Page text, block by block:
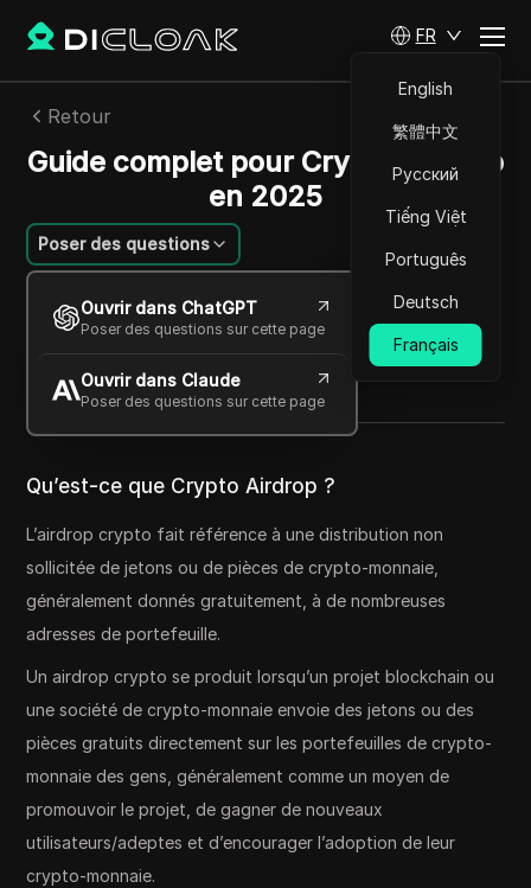
FR
English
繁體中文
Русский
Tiếng Việt
Português
Deutsch
Français
Retour
Guide complet pour Crypto Airdrop
en 2025
Poser des questions
Ouvrir dans ChatGPT
Poser des questions sur cette page
Ouvrir dans Claude
Poser des questions sur cette page
Sarah Johnson
22 oct. 2025 3 min de lecture
Copy Link
Qu’est-ce que Crypto Airdrop ?
L’airdrop crypto fait référence à une distribution non
sollicitée de jetons ou de pièces de crypto-monnaie,
généralement donnés gratuitement, à de nombreuses
adresses de portefeuille.
Un airdrop crypto se produit lorsqu’un projet blockchain ou
une société de crypto-monnaie envoie des jetons ou des
pièces gratuits directement sur les portefeuilles de crypto-
monnaie des gens, généralement comme un moyen de
promouvoir le projet, de gagner de nouveaux
utilisateurs/adeptes et d’encourager l’adoption de leur
crypto-monnaie.